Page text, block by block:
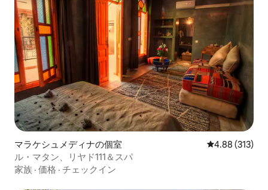
マラケシュメディナの個室 レビュー313
4.88 (313)
ル・マタン、リヤド111＆スパ
家族 · 価格 · チェックイン